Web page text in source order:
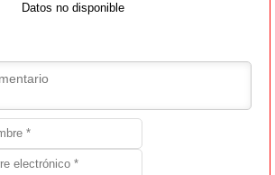
Datos no disponible